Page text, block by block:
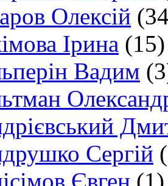
Олексій
Ірина (15)
Вадим
Сергій
Євген (1)